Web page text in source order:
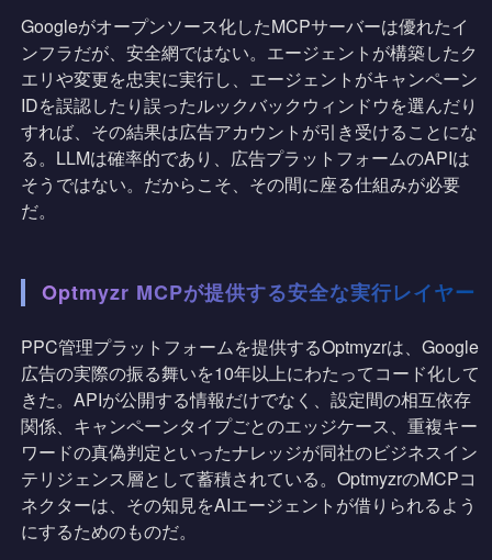
Googleがオープンソース化したMCPサーバーは優れたイ
ンフラだが、安全網ではない。エージェントが構築したク
エリや変更を忠実に実行し、エージェントがキャンペーン
IDを誤認したり誤ったルックバックウィンドウを選んだり
すれば、その結果は広告アカウントが引き受けることにな
る。LLMは確率的であり、広告プラットフォームのAPIは
そうではない。だからこそ、その間に座る仕組みが必要
だ。
Optmyzr MCPが提供する安全な実行レイヤー
PPC管理プラットフォームを提供するOptmyzrは、Google
広告の実際の振る舞いを10年以上にわたってコード化して
きた。APIが公開する情報だけでなく、設定間の相互依存
関係、キャンペーンタイプごとのエッジケース、重複キー
ワードの真偽判定といったナレッジが同社のビジネスイン
テリジェンス層として蓄積されている。OptmyzrのMCPコ
ネクターは、その知見をAIエージェントが借りられるよう
にするためのものだ。